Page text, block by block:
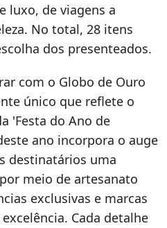
luxo, de viagens a
No total, 28 itens
dos presenteados.
com o Globo de Ouro
único que reflete o
'Festa do Ano de
ano incorpora o auge
destinatários uma
meio de artesanato
exclusivas e marcas
Cada detalhe